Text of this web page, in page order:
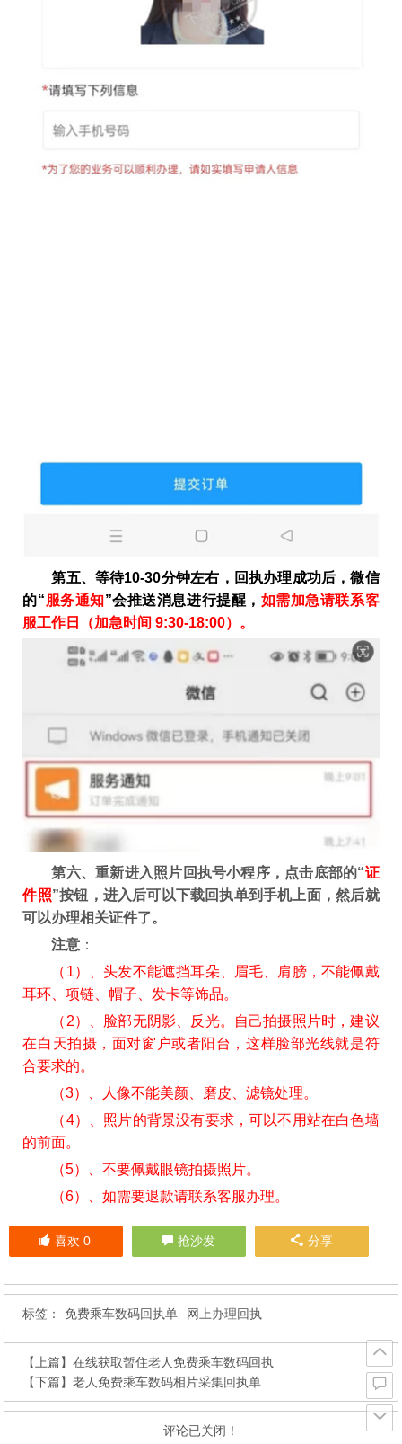
第五、等待10-30分钟左右，回执办理成功后，微信
的“服务通知”会推送消息进行提醒， 如需加急请联系客
服工作日（加急时间 9:30-18:00）。
第六、重新进入照片回执号小程序，点击底部的“证
件照”按钮，进入后可以下载回执单到手机上面，然后就
可以办理相关证件了。
注意 ：
（1）、头发不能遮挡耳朵、眉毛、肩膀，不能佩戴
耳环、项链、帽子、发卡等饰品。
（2）、脸部无阴影、反光。自己拍摄照片时，建议
在白天拍摄，面对窗户或者阳台，这样脸部光线就是符
合要求的。
（3）、人像不能美颜、磨皮、滤镜处理。
（4）、照片的背景没有要求，可以不用站在白色墙
的前面。
（5）、不要佩戴眼镜拍摄照片。
（6）、如需要退款请联系客服办理。
喜欢 0 抢沙发 分享
标签： 免费乘车数码回执单 网上办理回执
【上篇】在线获取暂住老人免费乘车数码回执
【下篇】老人免费乘车数码相片采集回执单
评论已关闭！